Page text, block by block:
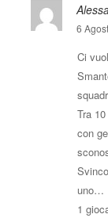
6
Ci
Tra
con
uno…
1